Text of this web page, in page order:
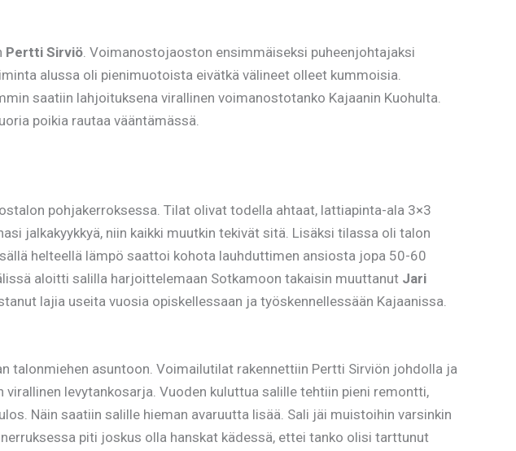
Pertti Sirviö . Voimanostojaoston ensimmäiseksi puheenjohtajaksi
alussa oli pienimuotoista eivätkä välineet olleet kummoisia.
saatiin lahjoituksena virallinen voimanostotanko Kajaanin Kuohulta.
poikia rautaa vääntämässä.
pohjakerroksessa. Tilat olivat todella ahtaat, lattiapinta-ala 3×3
jalkakyykkyä, niin kaikki muutkin tekivät sitä. Lisäksi tilassa oli talon
helteellä lämpö saattoi kohota lauhduttimen ansiosta jopa 50-60
aloitti salilla harjoittelemaan Sotkamoon takaisin muuttanut Jari
lajia useita vuosia opiskellessaan ja työskennellessään Kajaanissa.
talonmiehen asuntoon. Voimailutilat rakennettiin Pertti Sirviön johdolla ja
levytankosarja. Vuoden kuluttua salille tehtiin pieni remontti,
Näin saatiin salille hieman avaruutta lisää. Sali jäi muistoihin varsinkin
piti joskus olla hanskat kädessä, ettei tanko olisi tarttunut